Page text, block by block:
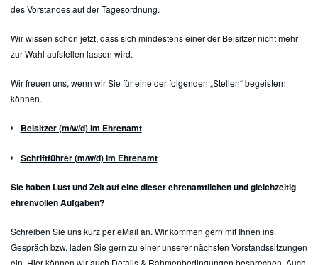
des Vorstandes auf der Tagesordnung.
Wir wissen schon jetzt, dass sich mindestens einer der Beisitzer nicht mehr
zur Wahl aufstellen lassen wird.
Wir freuen uns, wenn wir Sie für eine der folgenden „Stellen“ begeistern
können.
Beisitzer (m/w/d) im Ehrenamt
Schriftführer (m/w/d) im Ehrenamt
Sie haben Lust und Zeit auf eine dieser ehrenamtlichen und gleichzeitig
ehrenvollen Aufgaben?
Schreiben Sie uns kurz per eMail an. Wir kommen gern mit Ihnen ins
Gespräch bzw. laden Sie gern zu einer unserer nächsten Vorstandssitzungen
ein. Hier können wir auch Details & Rahmenbedingungen besprechen. Auch